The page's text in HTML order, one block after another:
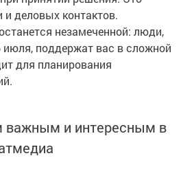
и деловых контактов.
незамеченной: люди,
поддержат вас в сложной
для планирования
важным и интересным в